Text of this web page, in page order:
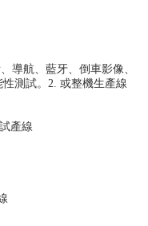
導航、藍牙、倒車影像、
測試。2. 或整機生產線
產線